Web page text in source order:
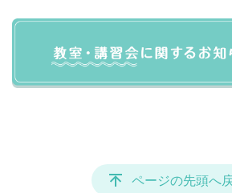
ページの先頭へ